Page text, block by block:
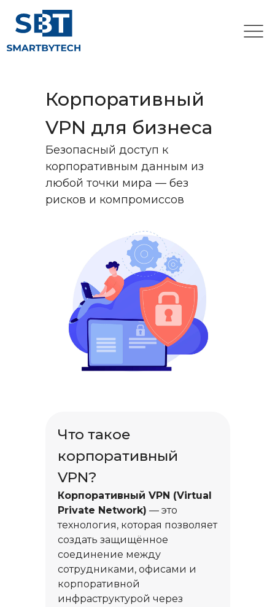
Корпоративный
VPN для бизнеса
Безопасный доступ к
корпоративным данным из
любой точки мира — без
рисков и компромиссов
Что такое
корпоративный
VPN?
Корпоративный VPN (Virtual
Private Network) — это
технология, которая позволяет
создать защищённое
соединение между
сотрудниками, офисами и
корпоративной
инфраструктурой через